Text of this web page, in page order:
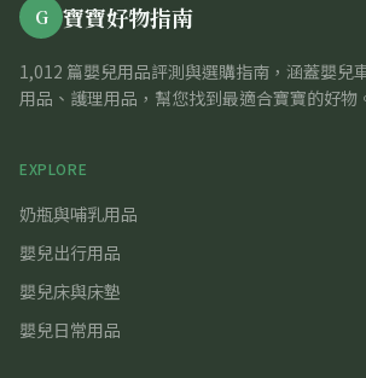
G 寶寶好物指南
1,012 篇嬰兒用品評測與選購指南，涵蓋嬰兒
用品、護理用品，幫您找到最適合寶寶的好物
EXPLORE
奶瓶與哺乳用品
嬰兒出行用品
嬰兒床與床墊
嬰兒日常用品